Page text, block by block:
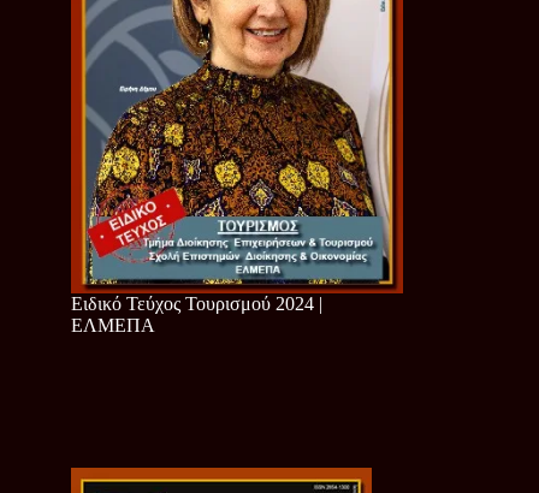
Ειδικό Τεύχος Τουρισμού 2024 |
ΕΛΜΕΠΑ